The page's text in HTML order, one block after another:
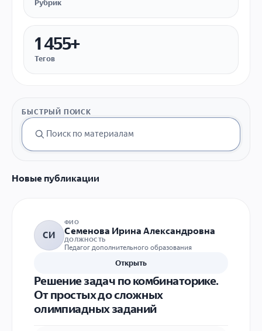
Рубрик
1 455+
Тегов
БЫСТРЫЙ ПОИСК
Новые публикации
СИ
ФИО
Семенова Ирина Александровна
ДОЛЖНОСТЬ
Педагог дополнительного образования
Открыть
Решение задач по комбинаторике.
От простых до сложных
олимпиадных заданий